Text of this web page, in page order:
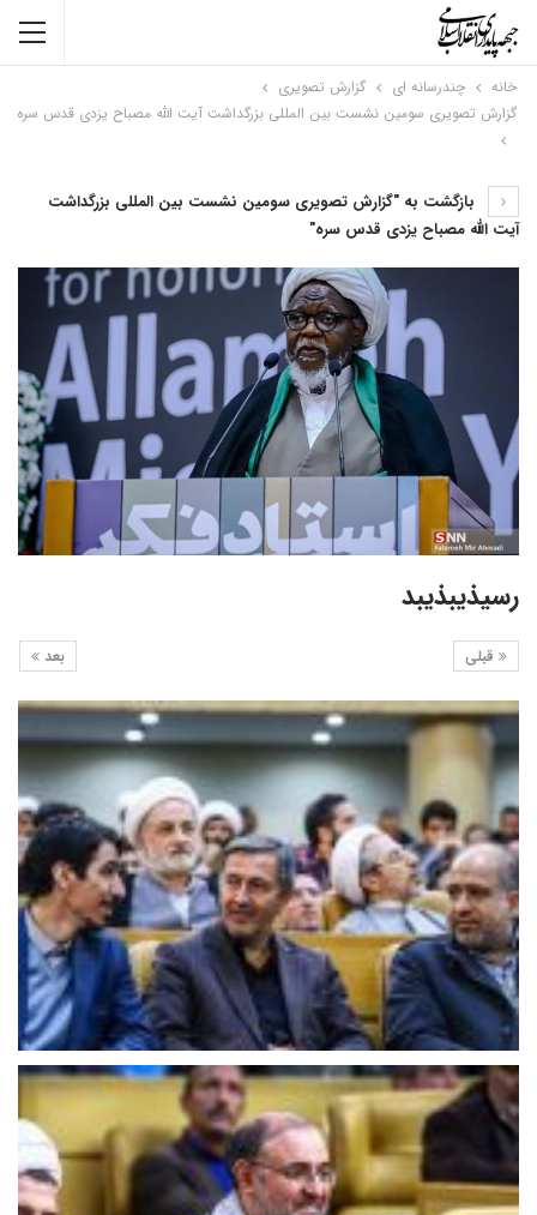
خانه چندرسانه ای
گزارش تصویری
گزارش تصویری سومین نشست بین المللی بزرگداشت آیت الله مصباح یزدی قدس سره
بازگشت به "گزارش تصویری سومین نشست بین المللی بزرگداشت
آیت الله مصباح یزدی قدس سره"
رسیذیبذیبد
بعد قبلی